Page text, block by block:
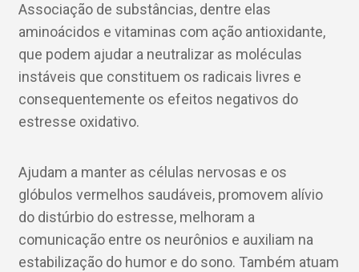
Associação de substâncias, dentre elas
aminoácidos e vitaminas com ação antioxidante,
que podem ajudar a neutralizar as moléculas
instáveis que constituem os radicais livres e
consequentemente os efeitos negativos do
estresse oxidativo.
Ajudam a manter as células nervosas e os
glóbulos vermelhos saudáveis, promovem alívio
do distúrbio do estresse, melhoram a
comunicação entre os neurônios e auxiliam na
estabilização do humor e do sono. Também atuam